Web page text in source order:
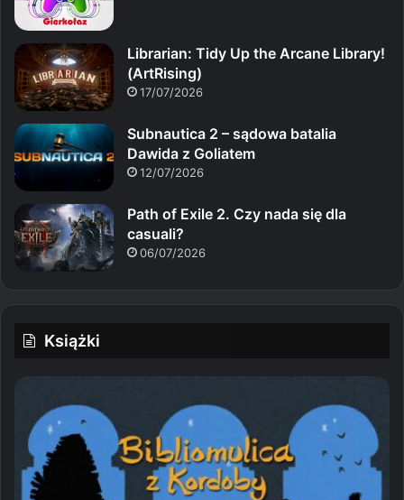
Librarian: Tidy Up the Arcane Library!
(ArtRising)
17/07/2026
Subnautica 2 – sądowa batalia
Dawida z Goliatem
12/07/2026
Path of Exile 2. Czy nada się dla
casuali?
06/07/2026
Książki